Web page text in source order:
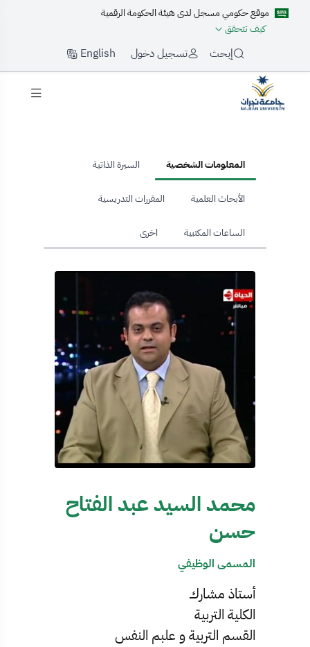
موقع حكومي مسجل لدى هيئة الحكومة الرقمية
كيف تتحقق
إبحث تسجيل دخول English
المعلومات الشخصية السيرة الذاتية
الأبحاث العلمية المقررات التدريسية
الساعات المكتبية اخرى
محمد السيد عبد الفتاح
حسن
المسمى الوظيفي
أستاذ مشارك
الكلية التربية
القسم التربية و علبم النفس